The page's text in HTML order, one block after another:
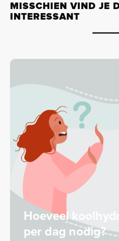
MISSCHIEN VIND JE
INTERESSANT
Hoeveel
per dag nodig?